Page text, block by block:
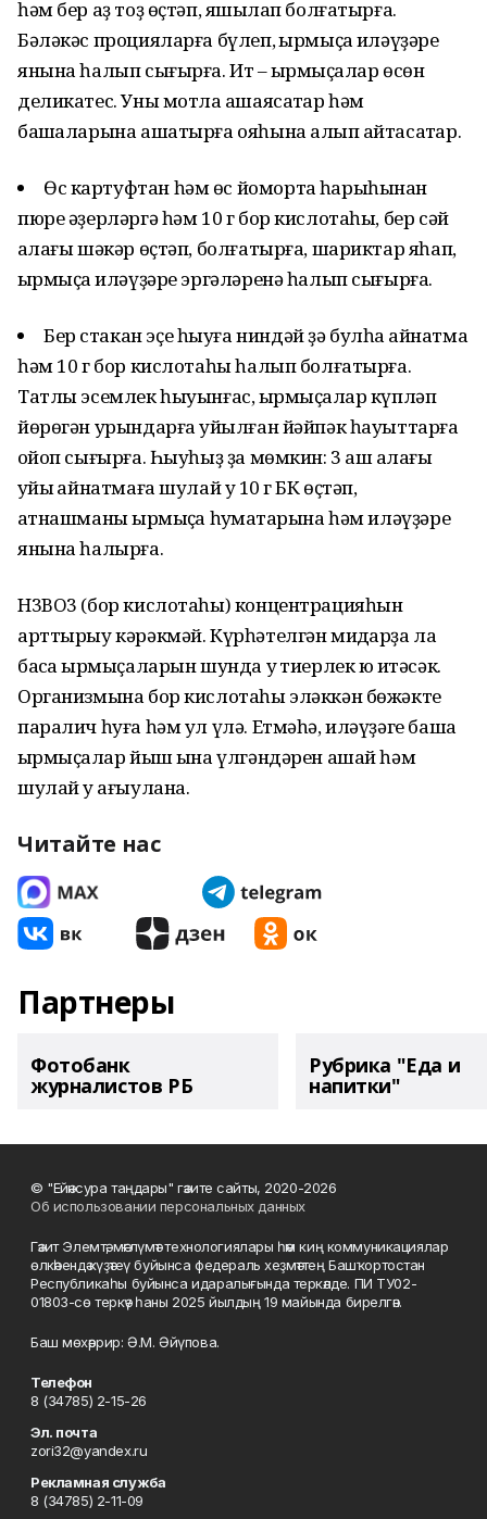
һәм бер аҙ тоҙ өҫтәп, яҡшылап болғатырға.
Бәләкәс процияларға бүлеп, ҡырмыҫҡа иләүҙәре
янына һалып сығырға. Ит – ҡырмыҫҡалар өсөн
деликатес. Уны мотлаҡ ашаясаҡтар һәм
башҡаларына ашатырға ояһына алып ҡайтасаҡтар.
Өс картуфтан һәм өс йомортҡа һарыһынан
пюре әҙерләргә һәм 10 г бор кислотаһы, бер сәй
ҡалағы шәкәр өҫтәп, болғатырға, шариктар яһап,
ҡырмыҫҡа иләүҙәре эргәләренә һалып сығырға.
Бер стакан эҫе һыуға ниндәй ҙә булһа ҡайнатма
һәм 10 г бор кислотаһы һалып болғатырға.
Татлы эсемлек һыуынғас, ҡырмыҫҡалар күпләп
йөрөгән урындарға ҡуйылған йәйпәк һауыттарға
ҡойоп сығырға. Һыуһыҙ ҙа мөмкин: 3 аш ҡалағы
ҡуйы ҡайнатмаға шулай уҡ 10 г БК өҫтәп,
ҡатнашманы ҡырмыҫҡа һуҡмаҡтарына һәм иләүҙәре
янына һалырға.
H3BO3 (бор кислотаһы) концентрацияһын
арттырыу кәрәкмәй. Күрһәтелгән миҡдарҙа ла
баҡса ҡырмыҫаларын шунда уҡ тиерлек юҡ итәсәк.
Организмына бор кислотаһы эләккән бөжәкте
паралич һуға һәм ул үлә. Етмәһә, иләүҙәге башҡа
ҡырмыҫҡалар йыш ҡына үлгәндәрен ашай һәм
шулай уҡ ағыулана.
Читайте нас
Партнеры
Фотобанк
журналистов РБ
Рубрика "Еда и
напитки"
© "Ейәнсура таңдары" гәзите сайты, 2020-2026
Об использовании персональных данных
Гәзит Элемтә, мәғлүмәт технологиялары һәм киң коммуникациялар
өлкәһендә күҙәтеү буйынса федераль хеҙмәттең Башҡортостан
Республикаһы буйынса идаралығында теркәлде. ПИ ТУ02-
01803-сө теркәү һаны 2025 йылдың 19 майында бирелгән.
Баш мөхәррир: Ә.М. Әйүпова.
Телефон
8 (34785) 2-15-26
Эл. почта
zori32@yandex.ru
Рекламная служба
8 (34785) 2-11-09